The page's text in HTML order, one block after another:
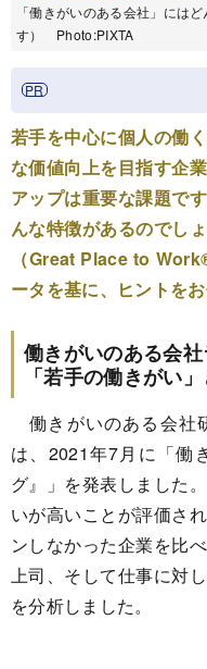
「働きがいのある会社」には
す） Photo:PIXTA
若手を中心に個人の働
な価値向上を目指す企
アップは重要な課題で
んな特徴があるのでし
（Great Place to
ータを基に、ヒントをお
働きがいのある会
「若手の働きがい
働きがいのある会社
は、2021年7月に「働
グ』」を発表しました
いが高いことが評価さ
ンしなかった企業を比
上司、そして仕事に対
を分析しました。